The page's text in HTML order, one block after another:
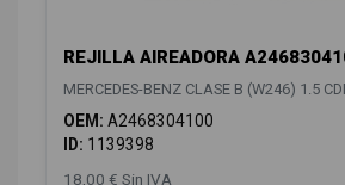
REJILLA AIREADORA
MERCEDES-BENZ CLASE B (W246) 1.5
OEM: A2468304100
ID: 1139398
18,00 € Sin IVA